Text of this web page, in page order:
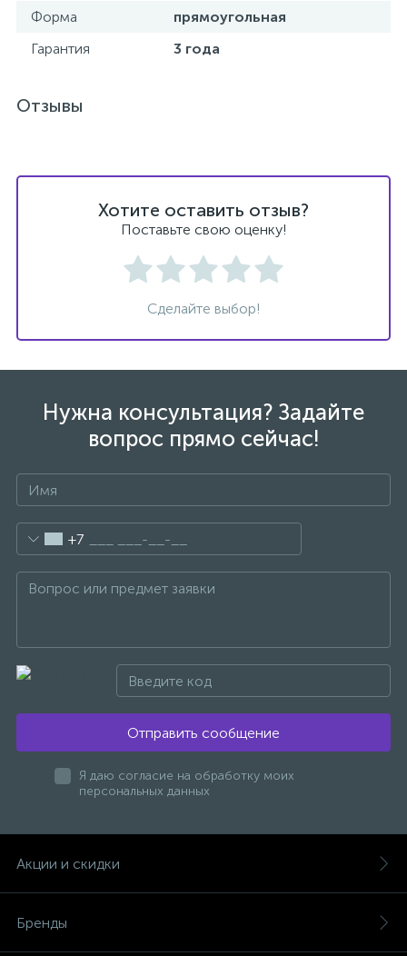
Форма
прямоугольная
Гарантия
3 года
Отзывы
Хотите оставить отзыв?
Поставьте свою оценку!
Сделайте выбор!
Нужна консультация? Задайте
вопрос прямо сейчас!
+7
Отправить сообщение
Я даю согласие на обработку моих
персональных данных
Акции и скидки
Бренды
Изливы для ванны
1
Смесители для ванны
Смесители для душа
Смесители для кухни
18
Смесители для накладных раковин
Смесители для раковины
10
Смесители термостатические
Штуцеры с держателем
Электронные смесители для раковины